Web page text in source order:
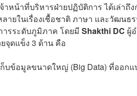
หน้าที่บริหารฝ่ายปฏิบัติการ ได้เล่าถึ
ลายในเรื่องเชื้อชาติ ภาษา และวัฒนธ
รระดับภูมิภาค โดยมี Shakthi DC ผู้
จุดแข็ง 3 ด้าน คือ
ก็บข้อมูลขนาดใหญ่ (Big Data) ที่ออก